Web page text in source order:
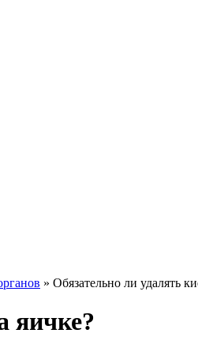
» Обязательно ли удалять
яичке?